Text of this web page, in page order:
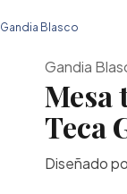
Blasco
Gandia
Mesa
Teca
Diseñado